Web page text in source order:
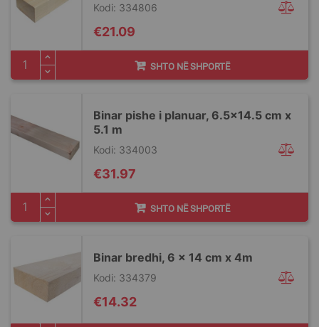
Kodi: 334806
€21.09
SHTO NË SHPORTË
Binar pishe i planuar, 6.5x14.5 cm x
5.1 m
Kodi: 334003
€31.97
SHTO NË SHPORTË
Binar bredhi, 6 x 14 cm x 4m
Kodi: 334379
€14.32